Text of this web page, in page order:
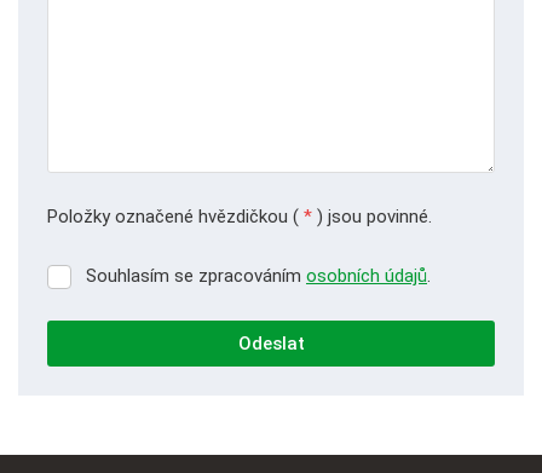
Položky označené hvězdičkou ( * ) jsou povinné.
Souhlasím
zpracováním
Souhlasím se zpracováním osobních údajů.
Odeslat
nepodařilo